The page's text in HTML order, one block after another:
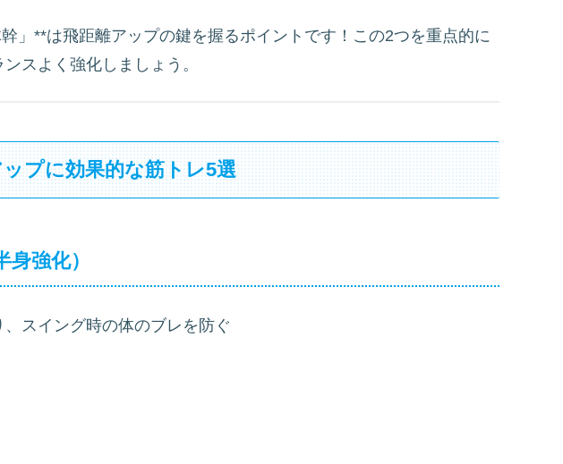
」**は飛距離アップの鍵を握るポイントです！この2つを重点的に
スよく強化しましょう。
プに効果的な筋トレ5選
強化）
、スイング時の体のブレを防ぐ